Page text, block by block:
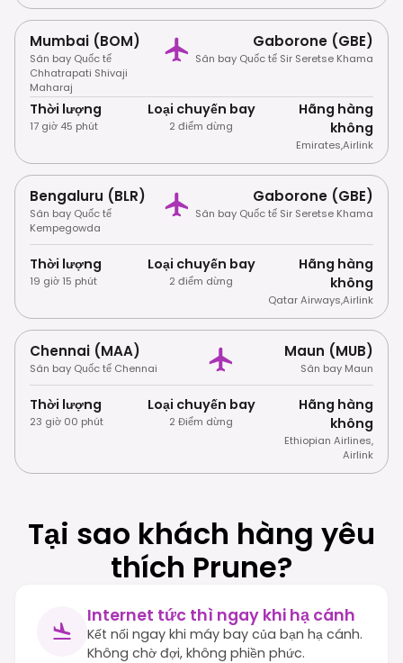
Mumbai (BOM)
Sân bay Quốc tế
Chhatrapati Shivaji
Maharaj
Gaborone (GBE)
Sân bay Quốc tế Sir Seretse Khama
Thời lượng
17 giờ 45 phút
Loại chuyến bay
2 điểm dừng
Hãng hàng
không
Emirates,Airlink
Bengaluru (BLR)
Sân bay Quốc tế
Kempegowda
Gaborone (GBE)
Sân bay Quốc tế Sir Seretse Khama
Thời lượng
19 giờ 15 phút
Loại chuyến bay
2 điểm dừng
Hãng hàng
không
Qatar Airways,Airlink
Chennai (MAA)
Sân bay Quốc tế Chennai
Maun (MUB)
Sân bay Maun
Thời lượng
23 giờ 00 phút
Loại chuyến bay
2 Điểm dừng
Hãng hàng
không
Ethiopian Airlines,
Airlink
Tại sao khách hàng yêu
thích Prune?
Internet tức thì ngay khi hạ cánh
Kết nối ngay khi máy bay của bạn hạ cánh.
Không chờ đợi, không phiền phức.